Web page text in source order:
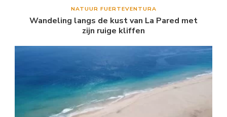
NATUUR FUERTEVENTURA
Wandeling langs de kust van La Pared met
zijn ruige kliffen